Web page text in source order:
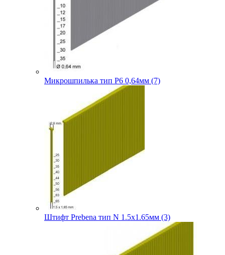
Микрошпилька тип P6 0,64мм (7)
Штифт Prebena тип N 1.5х1.65мм (3)